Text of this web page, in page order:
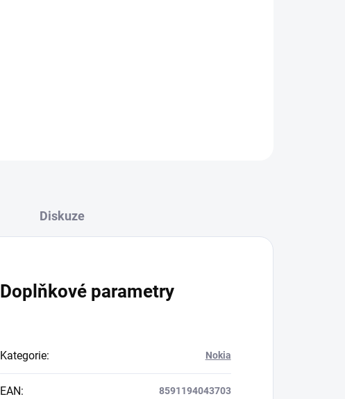
Diskuze
Doplňkové parametry
Kategorie: Nokia
EAN: 8591194043703